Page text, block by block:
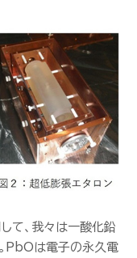
て、我々は一酸化鉛
PbOは電子の永久電